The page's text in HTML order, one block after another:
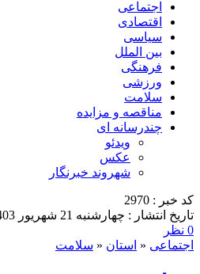
اجتماعی
اقتصادی
سیاسی
بین الملل
فرهنگی
ورزشی
سلامت
مناقصه و مزایده
چندرسانه ای
ویدئو
عکس
شهروند خبرنگار
کد خبر : 2970
تاریخ انتشار : چهارشنبه 21 شهریور 1403 - 23:55
0 نظر
اجتماعی « استان « سلامت